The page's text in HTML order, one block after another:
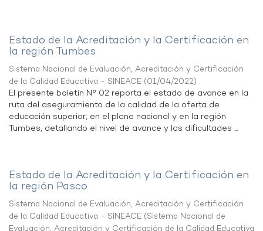
Estado de la Acreditación y la Certificación en
la región Tumbes
Sistema Nacional de Evaluación, Acreditación y Certificación
de la Calidad Educativa - SINEACE (01/04/2022)
El presente boletín N° 02 reporta el estado de avance en la
ruta del aseguramiento de la calidad de la oferta de
educación superior, en el plano nacional y en la región
Tumbes, detallando el nivel de avance y las dificultades ...
Estado de la Acreditación y la Certificación en
la región Pasco
Sistema Nacional de Evaluación, Acreditación y Certificación
de la Calidad Educativa - SINEACE (Sistema Nacional de